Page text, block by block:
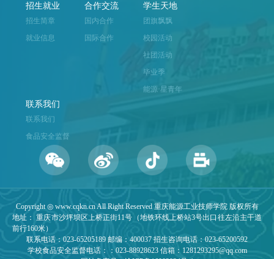
招生就业
招生简章
就业信息
合作交流
国内合作
国际合作
学生天地
团旗飘飘
校园活动
社团活动
毕业季
能源·星青年
联系我们
联系我们
食品安全监督
Copyright ◎ www.cqkn.cn All Right Reserved 重庆能源工业技师学院 版权所有
地址： 重庆市沙坪坝区上桥正街11号（地铁环线上桥站3号出口往左沿主干道
前行160米）
联系电话：023-65205189 邮编：400037 招生咨询电话：023-65200592
学校食品安全监督电话：：023-88928623 信箱：1281293295@qq.com